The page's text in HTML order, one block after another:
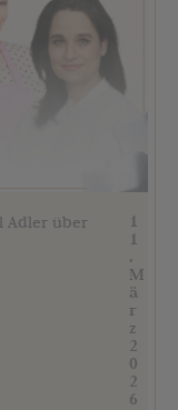
Adler über
1
1
.
M
ä
r
z
2
0
2
6